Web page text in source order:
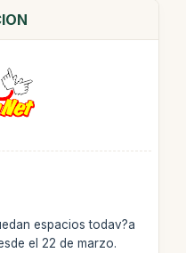
espacios todav?a
el 22 de marzo.